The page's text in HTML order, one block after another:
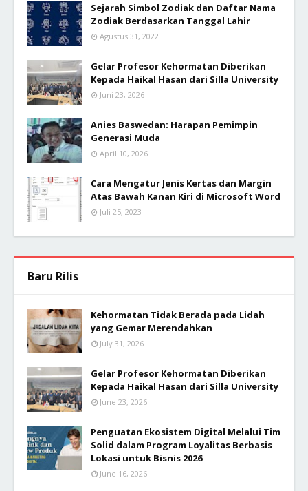
Sejarah Simbol Zodiak dan Daftar Nama
Zodiak Berdasarkan Tanggal Lahir
Agustus 31, 2022
Gelar Profesor Kehormatan Diberikan
Kepada Haikal Hasan dari Silla University
Juni 23, 2026
Anies Baswedan: Harapan Pemimpin
Generasi Muda
April 10, 2026
Cara Mengatur Jenis Kertas dan Margin
Atas Bawah Kanan Kiri di Microsoft Word
Juli 25, 2023
Baru Rilis
Kehormatan Tidak Berada pada Lidah
yang Gemar Merendahkan
July 31, 2026
Gelar Profesor Kehormatan Diberikan
Kepada Haikal Hasan dari Silla University
June 23, 2026
Penguatan Ekosistem Digital Melalui Tim
Solid dalam Program Loyalitas Berbasis
Lokasi untuk Bisnis 2026
June 16, 2026